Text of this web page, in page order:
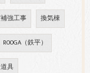
強工事 換気棟
ROOGA（鉄平）
具